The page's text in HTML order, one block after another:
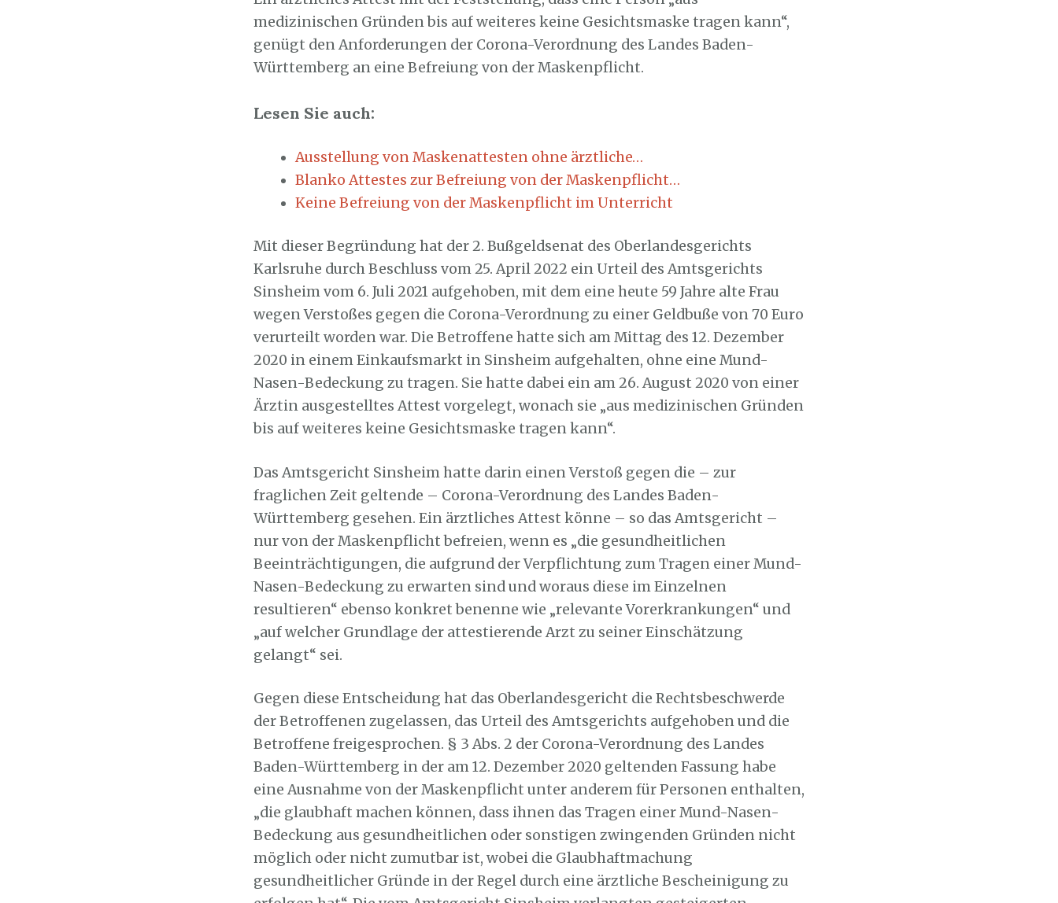
medizinischen Gründen bis auf weiteres keine Gesichtsmaske tragen kann“,
genügt den Anforderungen der Corona-Verordnung des Landes Baden-
Württemberg an eine Befreiung von der Maskenpflicht.
Lesen Sie auch:
Ausstellung von Maskenattesten ohne ärztliche…
Blanko Attestes zur Befreiung von der Maskenpflicht…
Keine Befreiung von der Maskenpflicht im Unterricht
Mit dieser Begründung hat der 2. Bußgeldsenat des Oberlandesgerichts
Karlsruhe durch Beschluss vom 25. April 2022 ein Urteil des Amtsgerichts
Sinsheim vom 6. Juli 2021 aufgehoben, mit dem eine heute 59 Jahre alte Frau
wegen Verstoßes gegen die Corona-Verordnung zu einer Geldbuße von 70 Euro
verurteilt worden war. Die Betroffene hatte sich am Mittag des 12. Dezember
2020 in einem Einkaufsmarkt in Sinsheim aufgehalten, ohne eine Mund-
Nasen-Bedeckung zu tragen. Sie hatte dabei ein am 26. August 2020 von einer
Ärztin ausgestelltes Attest vorgelegt, wonach sie „aus medizinischen Gründen
bis auf weiteres keine Gesichtsmaske tragen kann“.
Das Amtsgericht Sinsheim hatte darin einen Verstoß gegen die – zur
fraglichen Zeit geltende – Corona-Verordnung des Landes Baden-
Württemberg gesehen. Ein ärztliches Attest könne – so das Amtsgericht –
nur von der Maskenpflicht befreien, wenn es „die gesundheitlichen
Beeinträchtigungen, die aufgrund der Verpflichtung zum Tragen einer Mund-
Nasen-Bedeckung zu erwarten sind und woraus diese im Einzelnen
resultieren“ ebenso konkret benenne wie „relevante Vorerkrankungen“ und
„auf welcher Grundlage der attestierende Arzt zu seiner Einschätzung
gelangt“ sei.
Gegen diese Entscheidung hat das Oberlandesgericht die Rechtsbeschwerde
der Betroffenen zugelassen, das Urteil des Amtsgerichts aufgehoben und die
Betroffene freigesprochen. § 3 Abs. 2 der Corona-Verordnung des Landes
Baden-Württemberg in der am 12. Dezember 2020 geltenden Fassung habe
eine Ausnahme von der Maskenpflicht unter anderem für Personen enthalten,
„die glaubhaft machen können, dass ihnen das Tragen einer Mund-Nasen-
Bedeckung aus gesundheitlichen oder sonstigen zwingenden Gründen nicht
möglich oder nicht zumutbar ist, wobei die Glaubhaftmachung
gesundheitlicher Gründe in der Regel durch eine ärztliche Bescheinigung zu